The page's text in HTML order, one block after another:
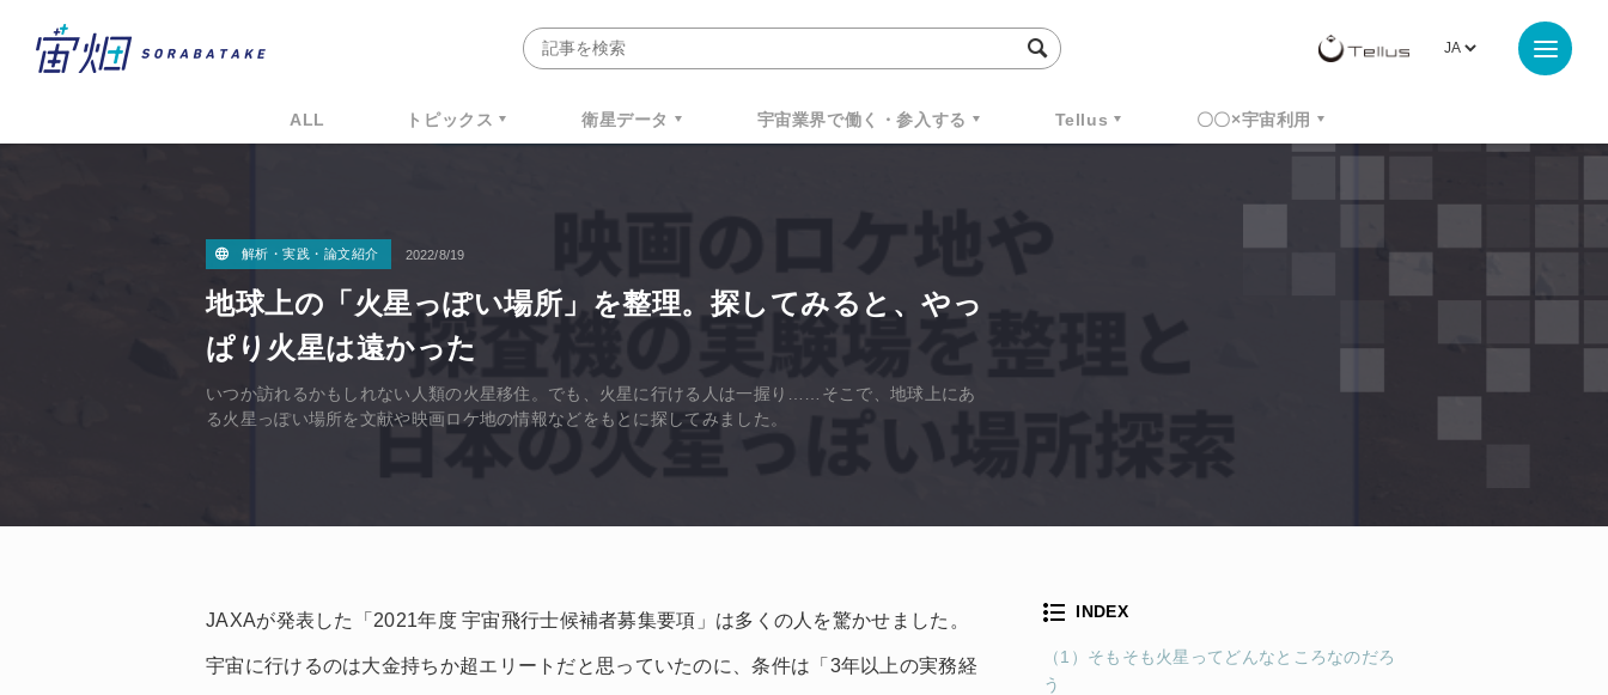
ALL トピックス 衛星データ 宇宙業界で働く・参入する Tellus 〇〇×宇宙利用
解析・実践・論文紹介 2022/8/19
地球上の「火星っぽい場所」を整理。探してみると、やっ
ぱり火星は遠かった
いつか訪れるかもしれない人類の火星移住。でも、火星に行ける人は一握り……そこで、地球上にあ
る火星っぽい場所を文献や映画ロケ地の情報などをもとに探してみました。
JAXAが発表した「2021年度 宇宙飛行士候補者募集要項」は多くの人を驚かせました。
宇宙に行けるのは大金持ちか超エリートだと思っていたのに、条件は「3年以上の実務経
INDEX
（1）そもそも火星ってどんなところなのだろ
う